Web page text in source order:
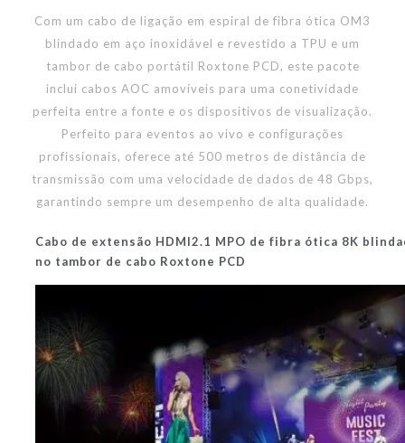
Com um cabo de ligação em espiral de fibra ótica OM3
blindado em aço inoxidável e revestido a TPU e um
tambor de cabo portátil Roxtone PCD, este pacote
inclui cabos AOC amovíveis para uma conetividade
perfeita entre a fonte e os dispositivos de visualização.
Perfeito para eventos ao vivo e configurações
profissionais, oferece até 500 metros de distância de
transmissão com uma velocidade de dados de 48 Gbps,
garantindo sempre um desempenho de alta qualidade.
Cabo de extensão HDMI2.1 MPO de fibra ótica 8K
no tambor de cabo Roxtone PCD